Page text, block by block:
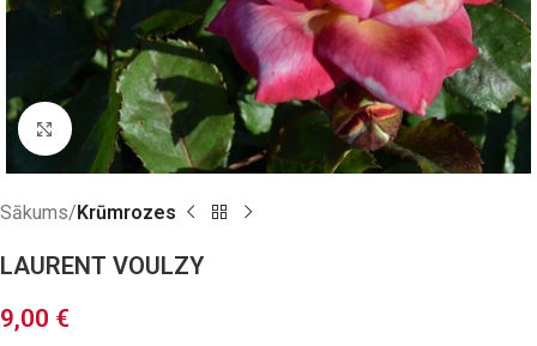
Click to enlarge
Sākums Krūmrozes
LAURENT VOULZY
9,00 €